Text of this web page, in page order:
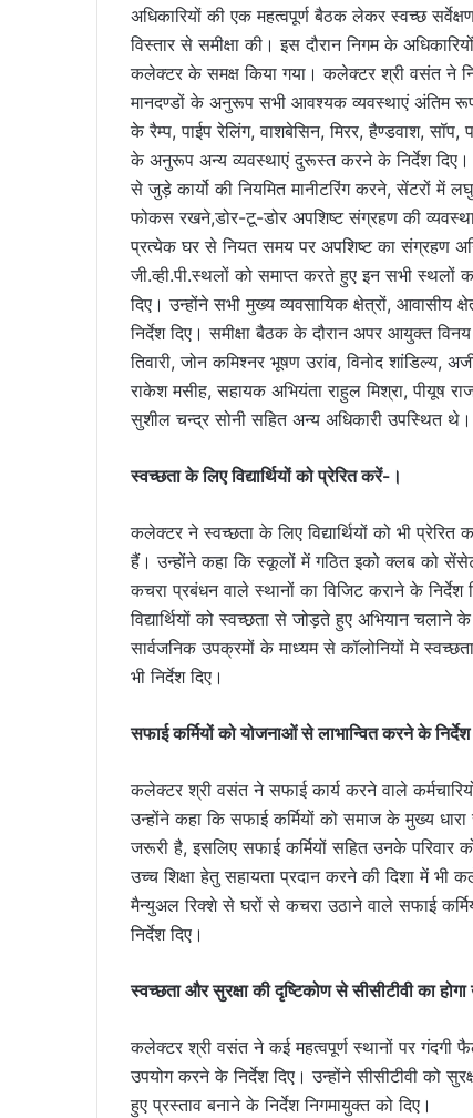
अधिकारियों की एक महत्वपूर्ण बैठक लेकर स्वच्छ
विस्तार से समीक्षा की। इस दौरान निगम के
कलेक्टर के समक्ष किया गया। कलेक्टर श्री वसंत ने
मानदण्डों के अनुरूप सभी आवश्यक व्यवस्थाएं अंतिम
के रैम्प, पाईप रेलिंग, वाशबेसिन, मिरर, हैण्डवाश, सॉप,
के अनुरूप अन्य व्यवस्थाएं दुरूस्त करने के निर्देश
से जुड़े कार्यो की नियमित मानीटरिंग करने, सेंटरों में
फोकस रखने,डोर-टू-डोर अपशिष्ट संग्रहण की
प्रत्येक घर से नियत समय पर अपशिष्ट का संग्रहण
जी.व्ही.पी.स्थलों को समाप्त करते हुए इन सभी स्थलों
दिए। उन्होंने सभी मुख्य व्यवसायिक क्षेत्रों, आवासीय
निर्देश दिए। समीक्षा बैठक के दौरान अपर आयुक्त
तिवारी, जोन कमिश्नर भूषण उरांव, विनोद शांडिल्य,
राकेश मसीह, सहायक अभियंता राहुल मिश्रा, पीयूष
सुशील चन्द्र सोनी सहित अन्य अधिकारी उपस्थित थे।
स्वच्छता के लिए विद्यार्थियों को प्रेरित करें-।
कलेक्टर ने स्वच्छता के लिए विद्यार्थियों को भी
हैं। उन्होंने कहा कि स्कूलों में गठित इको क्लब को
कचरा प्रबंधन वाले स्थानों का विजिट कराने के निर्देश
विद्यार्थियों को स्वच्छता से जोड़ते हुए अभियान चलाने
सार्वजनिक उपक्रमों के माध्यम से कॉलोनियों मे
भी निर्देश दिए।
सफाई कर्मियों को योजनाओं से लाभान्वित करने के
कलेक्टर श्री वसंत ने सफाई कार्य करने वाले
उन्होंने कहा कि सफाई कर्मियों को समाज के मुख्य
जरूरी है, इसलिए सफाई कर्मियों सहित उनके परिवार को
उच्च शिक्षा हेतु सहायता प्रदान करने की दिशा में
मैन्युअल रिक्शे से घरों से कचरा उठाने वाले सफाई
निर्देश दिए।
स्वच्छता और सुरक्षा की दृष्टिकोण से सीसीटीवी का होगा
कलेक्टर श्री वसंत ने कई महत्वपूर्ण स्थानों पर गंदगी
उपयोग करने के निर्देश दिए। उन्होंने सीसीटीवी को
हुए प्रस्ताव बनाने के निर्देश निगमायुक्त को दिए।